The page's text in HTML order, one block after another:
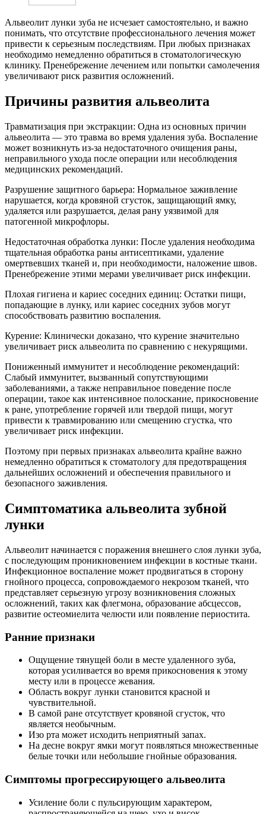
Альвеолит лунки зуба не исчезает самостоятельно, и важно
понимать, что отсутствие профессионального лечения может
привести к серьезным последствиям. При любых признаках
необходимо немедленно обратиться в стоматологическую
клинику. Пренебрежение лечением или попытки самолечения
увеличивают риск развития осложнений.
Причины развития альвеолита
Травматизация при экстракции: Одна из основных причин
альвеолита — это травма во время удаления зуба. Воспаление
может возникнуть из-за недостаточного очищения раны,
неправильного ухода после операции или несоблюдения
медицинских рекомендаций.
Разрушение защитного барьера: Нормальное заживление
нарушается, когда кровяной сгусток, защищающий ямку,
удаляется или разрушается, делая рану уязвимой для
патогенной микрофлоры.
Недостаточная обработка лунки: После удаления необходима
тщательная обработка раны антисептиками, удаление
омертвевших тканей и, при необходимости, наложение швов.
Пренебрежение этими мерами увеличивает риск инфекции.
Плохая гигиена и кариес соседних единиц: Остатки пищи,
попадающие в лунку, или кариес соседних зубов могут
способствовать развитию воспаления.
Курение: Клинически доказано, что курение значительно
увеличивает риск альвеолита по сравнению с некурящими.
Пониженный иммунитет и несоблюдение рекомендаций:
Слабый иммунитет, вызванный сопутствующими
заболеваниями, а также неправильное поведение после
операции, такое как интенсивное полоскание, прикосновение
к ране, употребление горячей или твердой пищи, могут
привести к травмированию или смещению сгустка, что
увеличивает риск инфекции.
Поэтому при первых признаках альвеолита крайне важно
немедленно обратиться к стоматологу для предотвращения
дальнейших осложнений и обеспечения правильного и
безопасного заживления.
Симптоматика альвеолита зубной
лунки
Альвеолит начинается с поражения внешнего слоя лунки зуба,
с последующим проникновением инфекции в костные ткани.
Инфекционное воспаление может продвигаться в сторону
гнойного процесса, сопровождаемого некрозом тканей, что
представляет серьезную угрозу возникновения сложных
осложнений, таких как флегмона, образование абсцессов,
развитие остеомиелита челюсти или появление периостита.
Ранние признаки
Ощущение тянущей боли в месте удаленного зуба,
которая усиливается во время прикосновения к этому
месту или в процессе жевания.
Область вокруг лунки становится красной и
чувствительной.
В самой ране отсутствует кровяной сгусток, что
является необычным.
Изо рта может исходить неприятный запах.
На десне вокруг ямки могут появляться множественные
белые точки или небольшие гнойные образования.
Симптомы прогрессирующего альвеолита
Усиление боли с пульсирующим характером,